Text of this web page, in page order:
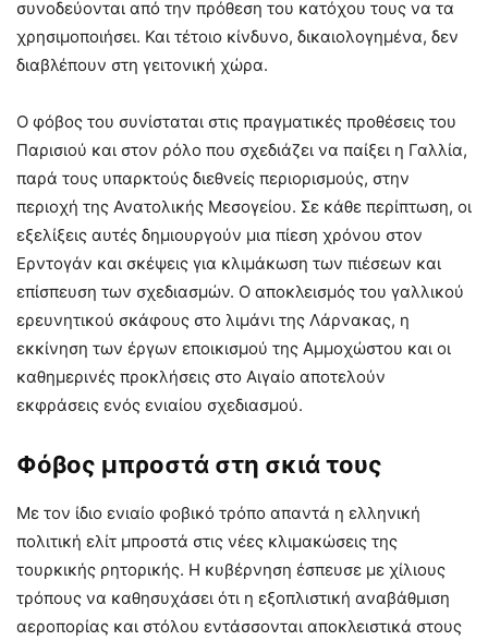
συνοδεύονται από την πρόθεση του κατόχου τους να τα
χρησιμοποιήσει. Και τέτοιο κίνδυνο, δικαιολογημένα, δεν
διαβλέπουν στη γειτονική χώρα.
Ο φόβος του συνίσταται στις πραγματικές προθέσεις του
Παρισιού και στον ρόλο που σχεδιάζει να παίξει η Γαλλία,
παρά τους υπαρκτούς διεθνείς περιορισμούς, στην
περιοχή της Ανατολικής Μεσογείου. Σε κάθε περίπτωση, οι
εξελίξεις αυτές δημιουργούν μια πίεση χρόνου στον
Ερντογάν και σκέψεις για κλιμάκωση των πιέσεων και
επίσπευση των σχεδιασμών. Ο αποκλεισμός του γαλλικού
ερευνητικού σκάφους στο λιμάνι της Λάρνακας, η
εκκίνηση των έργων εποικισμού της Αμμοχώστου και οι
καθημερινές προκλήσεις στο Αιγαίο αποτελούν
εκφράσεις ενός ενιαίου σχεδιασμού.
Φόβος μπροστά στη σκιά τους
Με τον ίδιο ενιαίο φοβικό τρόπο απαντά η ελληνική
πολιτική ελίτ μπροστά στις νέες κλιμακώσεις της
τουρκικής ρητορικής. Η κυβέρνηση έσπευσε με χίλιους
τρόπους να καθησυχάσει ότι η εξοπλιστική αναβάθμιση
αεροπορίας και στόλου εντάσσονται αποκλειστικά στους